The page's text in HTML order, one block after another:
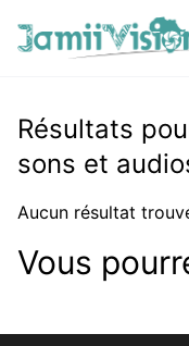
Résultats
sons et
Aucun résultat
Vous